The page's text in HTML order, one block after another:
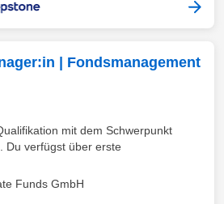
| Fondsmanagement
mit dem Schwerpunkt
. Du verfügst über erste
Funds GmbH